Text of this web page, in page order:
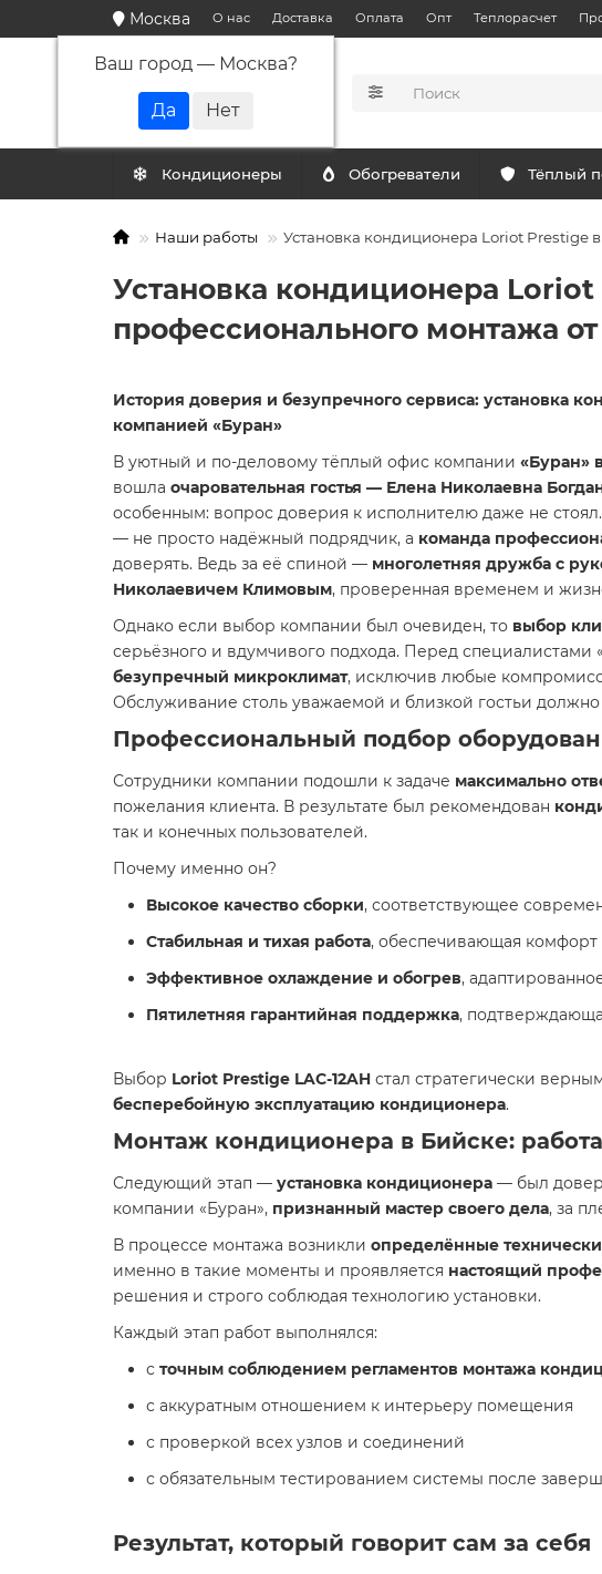
Москва
Ваш город — Москва?
О нас Доставка Оплата Опт Теплорасчет
Кондиционеры Обогреватели Тёплый
Наши работы Установка кондиционера Loriot Prestige
Установка кондиционера
профессионального монтажа
История доверия и безупречного сервиса: установка
компанией «Буран»
В уютный и по-деловому тёплый офис компании «Буран»
вошла очаровательная гостья — Елена Николаевна
особенным: вопрос доверия к исполнителю даже не
— не просто надёжный подрядчик, а команда
доверять. Ведь за её спиной — многолетняя дружба с
Николаевичем Климовым, проверенная временем и
Однако если выбор компании был очевиден, то выбор
серьёзного и вдумчивого подхода. Перед специалистами
безупречный микроклимат, исключив любые
Обслуживание столь уважаемой и близкой гостьи
Профессиональный подбор
Сотрудники компании подошли к задаче максимально
пожелания клиента. В результате был рекомендован
так и конечных пользователей.
Почему именно он?
Высокое качество сборки, соответствующее
Стабильная и тихая работа, обеспечивающая
Эффективное охлаждение и обогрев,
Пятилетняя гарантийная поддержка,
Выбор Loriot Prestige LAC-12AH стал стратегически
бесперебойную эксплуатацию кондиционера.
Монтаж кондиционера в Бийске:
Следующий этап — установка кондиционера — был
компании «Буран», признанный мастер своего дела, за
В процессе монтажа возникли определённые
именно в такие моменты и проявляется настоящий
решения и строго соблюдая технологию установки.
Каждый этап работ выполнялся:
с точным соблюдением регламентов монтажа
с аккуратным отношением к интерьеру помещения
с проверкой всех узлов и соединений
с обязательным тестированием системы после
Результат, который говорит сам за себя